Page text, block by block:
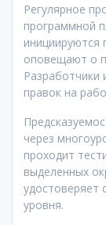
Регулярное
программной
инициируются
оповещают о
правок на
через
проходит
выделенных
удостоверяет
уровня.